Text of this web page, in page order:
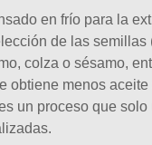
en frío para la
de las semillas
colza o sésamo,
obtiene menos
un proceso que